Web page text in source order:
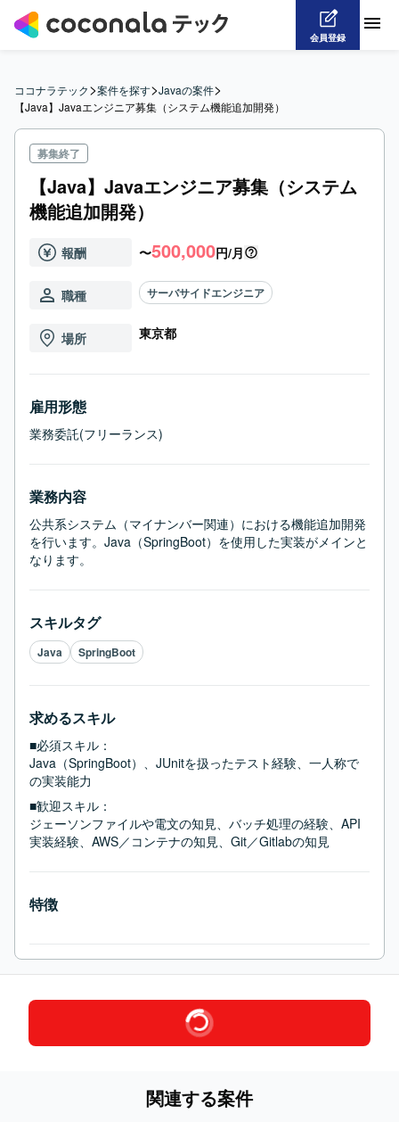
会員登録
ココナラテック>案件を探す>Javaの案件>
【Java】Javaエンジニア募集（システム機能追加開発）
募集終了
【Java】Javaエンジニア募集（システム
機能追加開発）
報酬 〜500,000円/月
職種 サーバサイドエンジニア
場所 東京都
雇用形態
業務委託(フリーランス)
業務内容
公共系システム（マイナンバー関連）における機能追加開発
を行います。Java（SpringBoot）を使用した実装がメインと
なります。
スキルタグ
Java SpringBoot
求めるスキル
■必須スキル：
Java（SpringBoot）、JUnitを扱ったテスト経験、一人称で
の実装能力
■歓迎スキル：
ジェーソンファイルや電文の知見、バッチ処理の経験、API
実装経験、AWS／コンテナの知見、Git／Gitlabの知見
特徴
関連する案件